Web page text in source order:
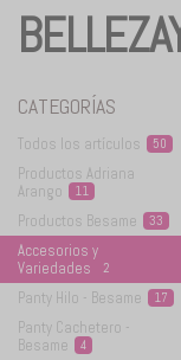
CATEGORÍAS
Todos los artículos 50
Productos Adriana
Arango
11
Productos Besame 33
Accesorios y
Variedades
2
Panty Hilo - Besame 17
Panty Cachetero -
Besame
4